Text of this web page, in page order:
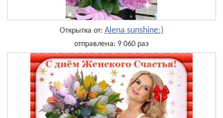
Открытка от: Alena sunshine:)
отправлена: 9 060 раз